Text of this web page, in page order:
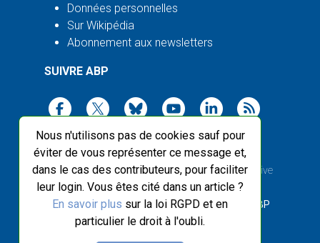
Nous n'utilisons pas de cookies sauf pour
éviter de vous représenter ce message et,
dans le cas des contributeurs, pour faciliter
leur login. Vous êtes cité dans un article ?
En savoir plus sur la loi RGPD et en
particulier le droit à l'oubli.
Données personnelles
Sur Wikipédia
Abonnement aux newsletters
SUIVRE ABP
2003-2026 ©Agence Bretagne Presse, sauf Creative
Commons
Front-end design :Breizhek Studio , Back-end : ABP